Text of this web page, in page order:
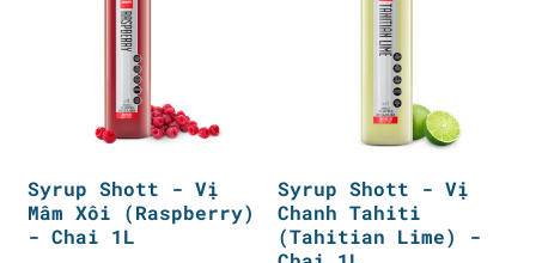
Syrup Shott - Vị
Mâm Xôi (Raspberry)
- Chai 1L
Syrup Shott - Vị
Chanh Tahiti
(Tahitian Lime) -